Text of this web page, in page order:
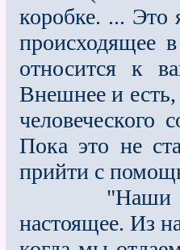
коробке. ... Это
происходящее
относится к
Внешнее и есть,
человеческого
Пока это не
прийти с
"Наши
настоящее. Из